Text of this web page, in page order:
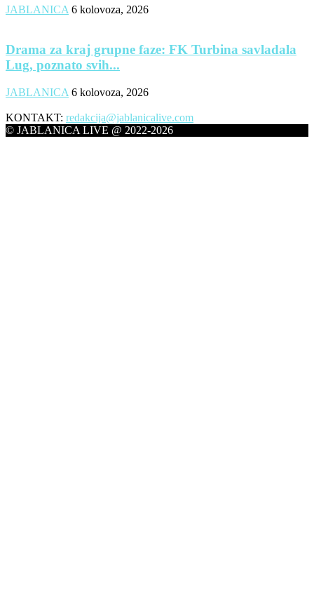
JABLANICA 6 kolovoza, 2026
Drama za kraj grupne faze: FK Turbina savladala
Lug, poznato svih...
JABLANICA 6 kolovoza, 2026
KONTAKT: redakcija@jablanicalive.com
© JABLANICA LIVE @ 2022-2026